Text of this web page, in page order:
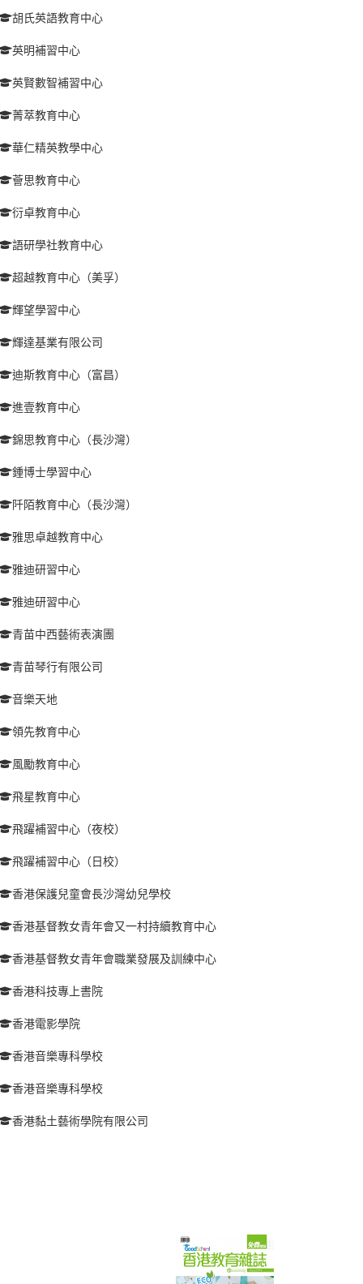
胡氏英語教育中心
英明補習中心
英賢數智補習中心
菁萃教育中心
華仁精英教學中心
薈思教育中心
衍卓教育中心
語研學社教育中心
超越教育中心（美孚）
輝望學習中心
輝達基業有限公司
迪斯教育中心（富昌）
進壹教育中心
錦思教育中心（長沙灣）
鍾博士學習中心
阡陌教育中心（長沙灣）
雅思卓越教育中心
雅迪研習中心
雅迪研習中心
青苗中西藝術表演團
青苗琴行有限公司
音樂天地
領先教育中心
風勵教育中心
飛星教育中心
飛躍補習中心（夜校）
飛躍補習中心（日校）
香港保護兒童會長沙灣幼兒學校
香港基督教女青年會又一村持續教育中心
香港基督教女青年會職業發展及訓練中心
香港科技專上書院
香港電影學院
香港音樂專科學校
香港音樂專科學校
香港黏土藝術學院有限公司